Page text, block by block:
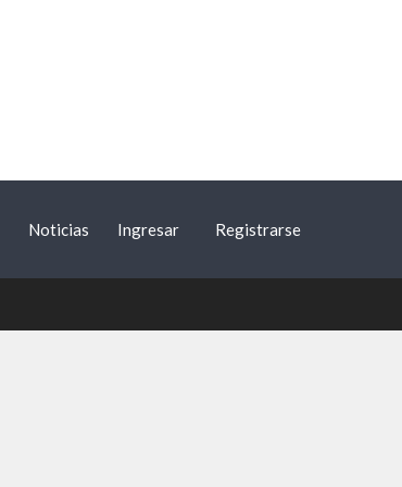
Noticias Ingresar Registrarse